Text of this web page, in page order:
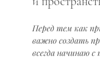
Перед тем как
важно создать
всегда начинаю